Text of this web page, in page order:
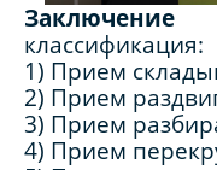
Заключение
классификация:
1) Прием
2) Прием
3) Прием
4) Прием